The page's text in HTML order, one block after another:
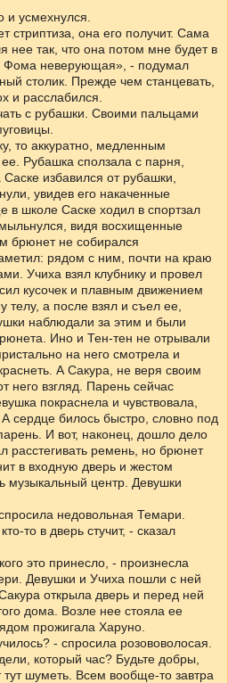
усмехнулся.
стриптиза, она его получит. Сама
нее так, что она потом мне будет в
Фома неверующая», - подумал
столик. Прежде чем станцевать,
и расслабился.
с рубашки. Своими пальцами
то аккуратно, медленным
Рубашка сползала с парня,
избавился от рубашки,
увидев его накаченные
школе Саске ходил в спортзал
видя восхищенные
брюнет не собирался
рядом с ним, почти на краю
Учиха взял клубнику и провел
кусочек и плавным движением
телу, а после взял и съел ее,
наблюдали за этим и были
Ино и Тен-тен не отрывали
на него смотрела и
А Сакура, не веря своим
него взгляд. Парень сейчас
покраснела и чувствовала,
сердце билось быстро, словно под
И вот, наконец, дошло дело
расстегивать ремень, но брюнет
в входную дверь и жестом
музыкальный центр. Девушки
недовольная Темари.
то в дверь стучит, - сказал
это принесло, - произнесла
Девушки и Учиха пошли с ней
открыла дверь и перед ней
дома. Возле нее стояла ее
прожигала Харуно.
- спросила розововолосая.
который час? Будьте добры,
тут шуметь. Всем вообще-то завтра